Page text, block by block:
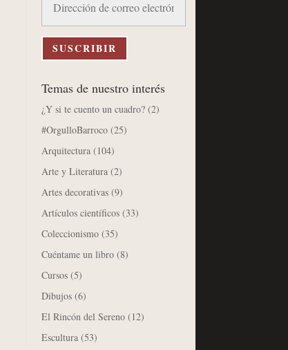
correo
electrónico
SUSCRIBIR
Temas de nuestro interés
¿Y si te cuento un cuadro? (2)
#OrgulloBarroco (25)
Arquitectura (104)
Arte y Literatura (2)
Artes decorativas (9)
Artículos científicos (33)
Coleccionismo (35)
Cuéntame un libro (8)
Cursos (5)
Dibujos (6)
El Rincón del Sereno (12)
Escultura (53)